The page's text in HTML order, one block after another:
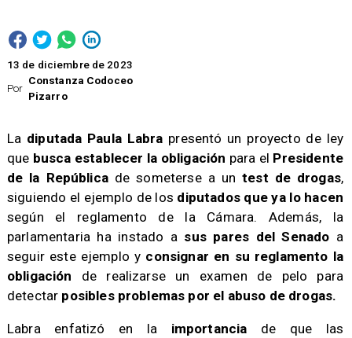
Por
Constanza Codoceo
Pizarro
13 de diciembre de 2023
La diputada Paula Labra presentó un proyecto de ley
que busca establecer la obligación para el Presidente
de la Repúblicade someterse a untest de drogas,
siguiendo el ejemplo de los diputados que ya lo hacen
según el reglamento de la Cámara. Además, la
parlamentaria ha instado a sus pares del Senado a
seguir este ejemplo y consignar en su reglamento la
obligación de realizarse un examen de pelo para
detectar posibles problemas por el abuso de drogas.
Labra enfatizó en la importancia de que las